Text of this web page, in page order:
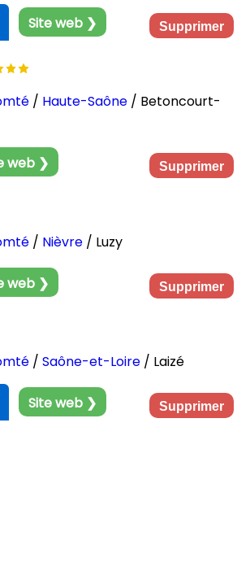
Site web ❯ Supprimer
/ Haute-Saône / Betoncourt-
web ❯ Supprimer
/ Nièvre / Luzy
web ❯ Supprimer
/ Saône-et-Loire / Laizé
Site web ❯ Supprimer